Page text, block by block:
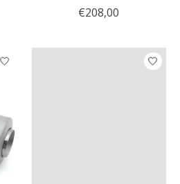
€208,00